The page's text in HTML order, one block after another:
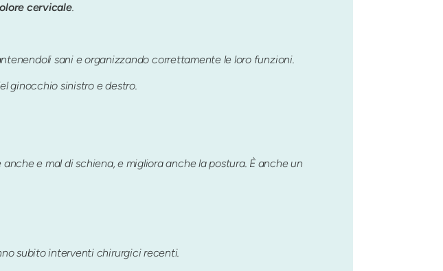
cervicale.
sani e organizzando correttamente le loro funzioni.
ginocchio sinistro e destro.
e mal di schiena, e migliora anche la postura. È anche un
subito interventi chirurgici recenti.